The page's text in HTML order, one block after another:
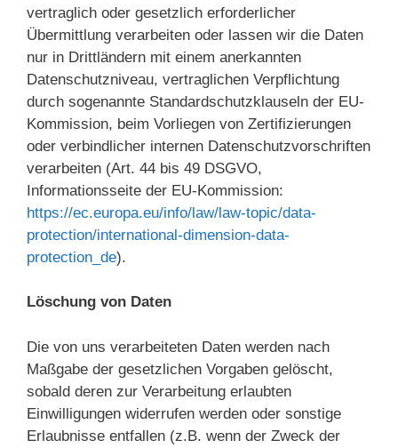
vertraglich oder gesetzlich erforderlicher
Übermittlung verarbeiten oder lassen wir die Daten
nur in Drittländern mit einem anerkannten
Datenschutzniveau, vertraglichen Verpflichtung
durch sogenannte Standardschutzklauseln der EU-
Kommission, beim Vorliegen von Zertifizierungen
oder verbindlicher internen Datenschutzvorschriften
verarbeiten (Art. 44 bis 49 DSGVO,
Informationsseite der EU-Kommission:
https://ec.europa.eu/info/law/law-topic/data-
protection/international-dimension-data-
protection_de).
Löschung von Daten
Die von uns verarbeiteten Daten werden nach
Maßgabe der gesetzlichen Vorgaben gelöscht,
sobald deren zur Verarbeitung erlaubten
Einwilligungen widerrufen werden oder sonstige
Erlaubnisse entfallen (z.B. wenn der Zweck der